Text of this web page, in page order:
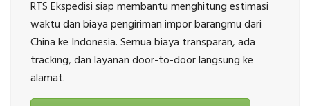
RTS Ekspedisi siap membantu menghitung estimasi
waktu dan biaya pengiriman impor barangmu dari
China ke Indonesia. Semua biaya transparan, ada
tracking, dan layanan door-to-door langsung ke
alamat.